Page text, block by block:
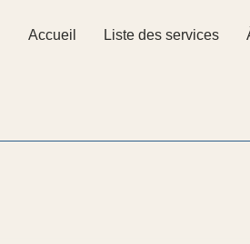
Accueil Liste des services